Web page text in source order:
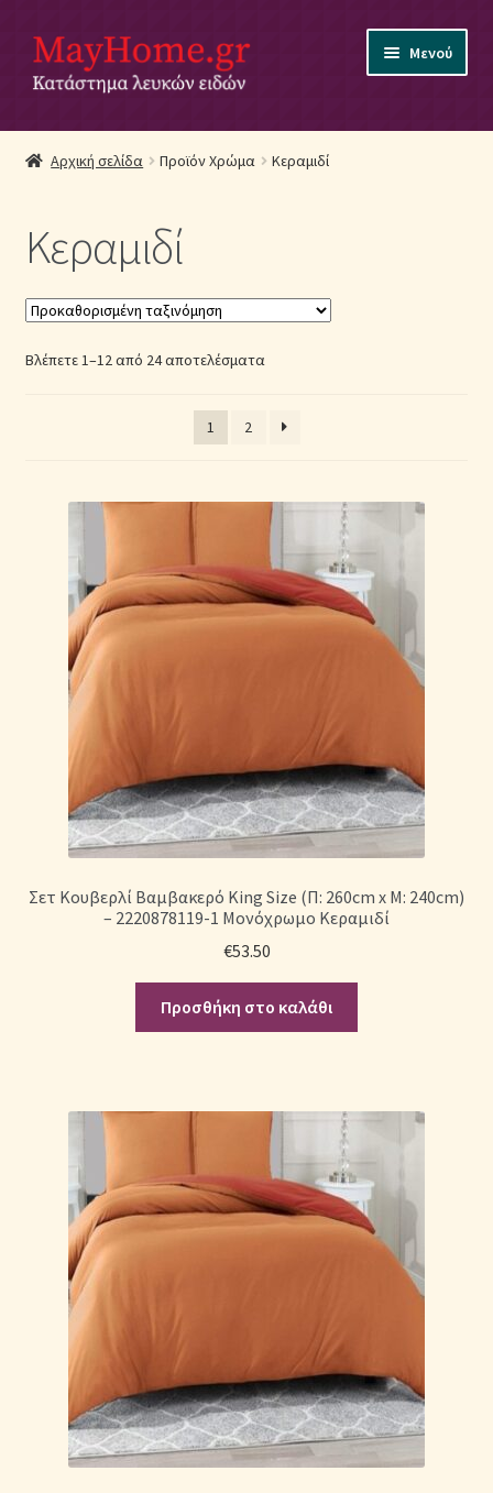
Απευθείας
μετάβαση
στην
Μετάβαση
σε
περιεχόμενο
Μενού
Αρχική
Αποστολές
Βρεφικά Λευκά Είδη
Επικοινωνία
Επιστροφές Προϊόντων
Η Συλλογή μας σε Κουβερλί
Καλάθι Αγορών
Κλωστές κεντήματος
Κουβέρτες Βελουτέ & Πικέ
Λευκά Είδη & Είδη Σπιτιού Online | MAYHOME
Μονόχρωμα Κουβερλί με Διαχρονική Κομψότητα
Μονόχρωμα Παπλώματα με Διαχρονική Κομψότητα
Μονόχρωμες Παπλωματοθήκες
Όροι Χρήσης
Παιδικά Λευκά Είδη
Παπλώματα για Ζεστασιά & Άνεση
Παπλωματοθήκες
Πικέ Κουβέρτες
Πληρωμές
Πολιτική cookie
Αρχική σελίδα Προϊόν Χρώμα Κεραμιδί
Κεραμιδί
Βλέπετε 1–12 από 24 αποτελέσματα
1 2
Σετ Κουβερλί Βαμβακερό King Size (Π: 260cm x Μ: 240cm)
– 2220878119-1 Μονόχρωμο Κεραμιδί
€53.50
Προσθήκη στο καλάθι